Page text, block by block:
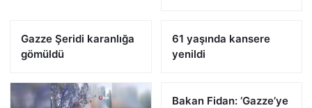
Gazze Şeridi karanlığa
gömüldü
61 yaşında kansere
yenildi
Bakan Fidan: ‘Gazze’ye